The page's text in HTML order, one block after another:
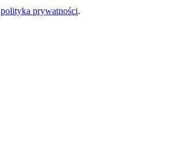
polityka prywatności.